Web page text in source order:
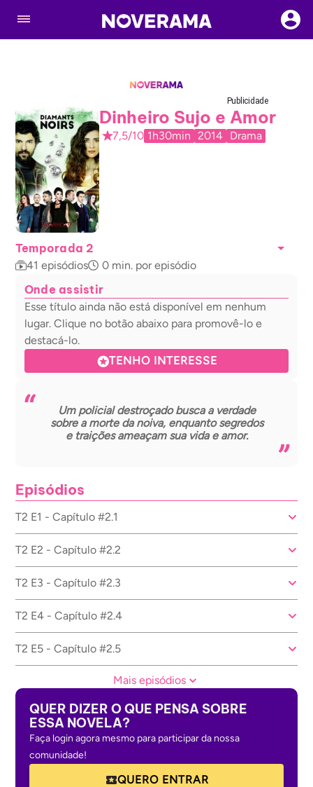
Publicidade
Dinheiro Sujo e Amor
7,5/10 1h30min 2014 Drama
Temporada 2
41 episódios 0 min. por episódio
Onde assistir
Esse título ainda não está disponível em nenhum
lugar. Clique no botão abaixo para promovê-lo e
destacá-lo.
TENHO INTERESSE
Um policial destroçado busca a verdade
sobre a morte da noiva, enquanto segredos
e traições ameaçam sua vida e amor.
Episódios
T2 E1 - Capítulo #2.1
T2 E2 - Capítulo #2.2
T2 E3 - Capítulo #2.3
T2 E4 - Capítulo #2.4
T2 E5 - Capítulo #2.5
Mais episódios
QUER DIZER O QUE PENSA SOBRE
ESSA NOVELA?
Faça login agora mesmo para participar da nossa
comunidade!
QUERO ENTRAR